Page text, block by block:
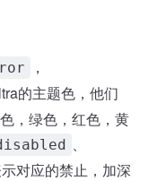
，
的主题色，他们
，绿色，红色，黄
、
对应的禁止，加深